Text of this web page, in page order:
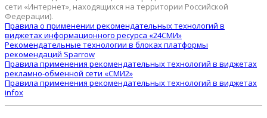
сети «Интернет», находящихся на территории Российской
Федерации).
Правила о применении рекомендательных технологий в
виджетах информационного ресурса «24СМИ»
Рекомендательные технологии в блоках платформы
рекомендаций Sparrow
Правила применения рекомендательных технологий в виджетах
рекламно-обменной сети «СМИ2»
Правила применения рекомендательных технологий в виджетах
infox